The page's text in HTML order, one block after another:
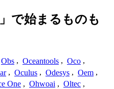
で始まるものも
Obs , Oceantools , Oco ,
, Oculus , Odesys , Oem ,
One , Ohwoai , Oltec ,